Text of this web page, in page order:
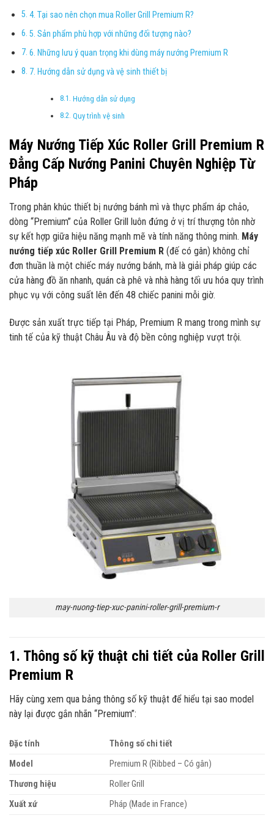
4. Tại sao nên chọn mua Roller Grill Premium R?
5. Sản phẩm phù hợp với những đối tượng nào?
6. Những lưu ý quan trọng khi dùng máy nướng Premium R
7. Hướng dẫn sử dụng và vệ sinh thiết bị
Hướng dẫn sử dụng
Quy trình vệ sinh
Máy Nướng Tiếp Xúc Roller Grill Premium R
Đẳng Cấp Nướng Panini Chuyên Nghiệp Từ
Pháp
Trong phân khúc thiết bị nướng bánh mì và thực phẩm áp chảo,
dòng “Premium” của Roller Grill luôn đứng ở vị trí thượng tôn nhờ
sự kết hợp giữa hiệu năng mạnh mẽ và tính năng thông minh. Máy
nướng tiếp xúc Roller Grill Premium R (đế có gân) không chỉ
đơn thuần là một chiếc máy nướng bánh, mà là giải pháp giúp các
cửa hàng đồ ăn nhanh, quán cà phê và nhà hàng tối ưu hóa quy trình
phục vụ với công suất lên đến 48 chiếc panini mỗi giờ.
Được sản xuất trực tiếp tại Pháp, Premium R mang trong mình sự
tinh tế của kỹ thuật Châu Âu và độ bền công nghiệp vượt trội.
may-nuong-tiep-xuc-panini-roller-grill-premium-r
1. Thông số kỹ thuật chi tiết của Roller Grill
Premium R
Hãy cùng xem qua bảng thông số kỹ thuật để hiểu tại sao model
này lại được gắn nhãn “Premium”:
Đặc tính
Thông số chi tiết
Model
Premium R (Ribbed – Có gân)
Thương hiệu
Roller Grill
Xuất xứ
Pháp (Made in France)